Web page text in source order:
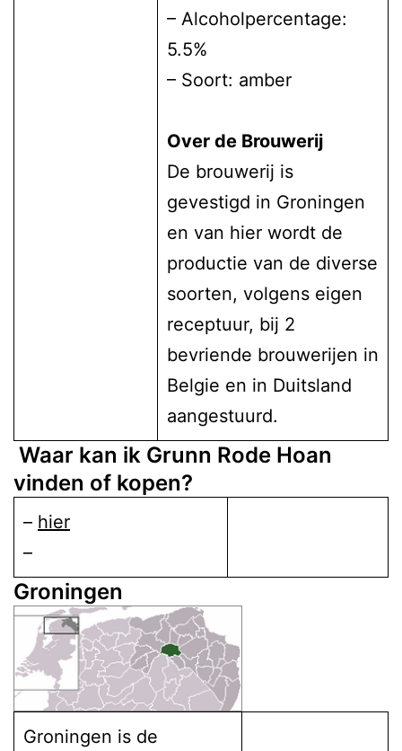
– Alcoholpercentage:
5.5%
– Soort: amber
Over de Brouwerij
De brouwerij is
gevestigd in Groningen
en van hier wordt de
productie van de diverse
soorten, volgens eigen
receptuur, bij 2
bevriende brouwerijen in
Belgie en in Duitsland
aangestuurd.
Waar kan ik Grunn Rode Hoan
vinden of kopen?
– hier
–
Groningen
Groningen is de